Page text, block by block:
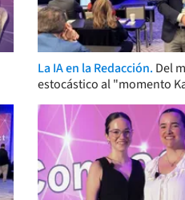
La IA en la Redacción. Del
estocástico al "momento